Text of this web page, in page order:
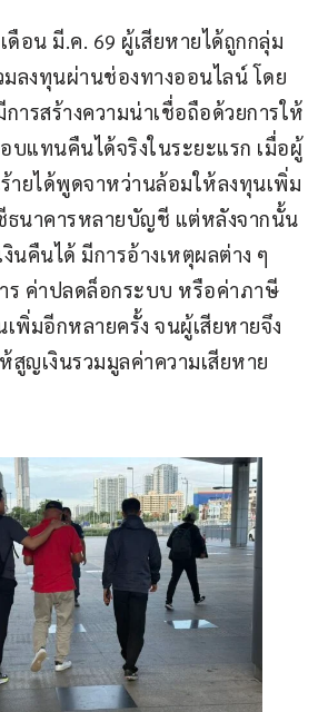
ดือน มี.ค. 69 ผู้เสียหายได้ถูกกลุ่ม
ลงทุนผ่านช่องทางออนไลน์ โดย
ารสร้างความน่าเชื่อถือด้วยการให้
บแทนคืนได้จริงในระยะแรก เมื่อผู้
ายได้พูดจาหว่านล้อมให้ลงทุนเพิ่ม
ธนาคารหลายบัญชี แต่หลังจากนั้น
นคืนได้ มีการอ้างเหตุผลต่าง ๆ
ร ค่าปลดล็อกระบบ หรือค่าภาษี
พิ่มอีกหลายครั้ง จนผู้เสียหายจึง
สูญเงินรวมมูลค่าความเสียหาย